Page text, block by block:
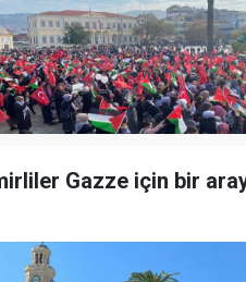
Gazze için bir